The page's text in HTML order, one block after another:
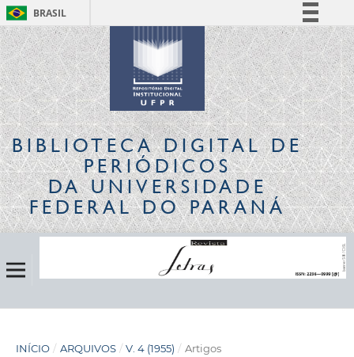
BRASIL
Simplifique!
Comunica BR
Participe
Acesso à informação
Legislação
Canais
BIBLIOTECA DIGITALDE
PERIÓDICOS
DA UNIVERSIDADE
FEDERAL DO PARANÁ
INÍCIO / ARQUIVOS / V. 4 (1955) / Artigos